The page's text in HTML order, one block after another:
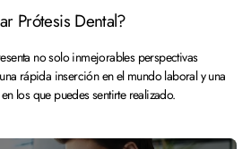
Prótesis Dental?
no solo inmejorables perspectivas
rápida inserción en el mundo laboral y una
los que puedes sentirte realizado.